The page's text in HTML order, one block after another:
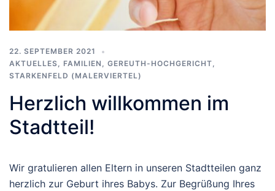
22. SEPTEMBER 2021
AKTUELLES, FAMILIEN , GEREUTH-HOCHGERICHT,
STARKENFELD (MALERVIERTEL)
Herzlich willkommen im
Stadtteil!
Wir gratulieren allen Eltern in unseren Stadtteilen ganz
herzlich zur Geburt ihres Babys. Zur Begrüßung Ihres